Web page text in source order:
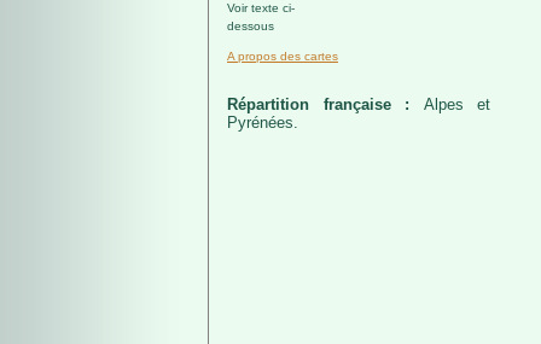
Voir texte ci-
dessous
A propos des cartes
Répartition française : Alpes et
Pyrénées.